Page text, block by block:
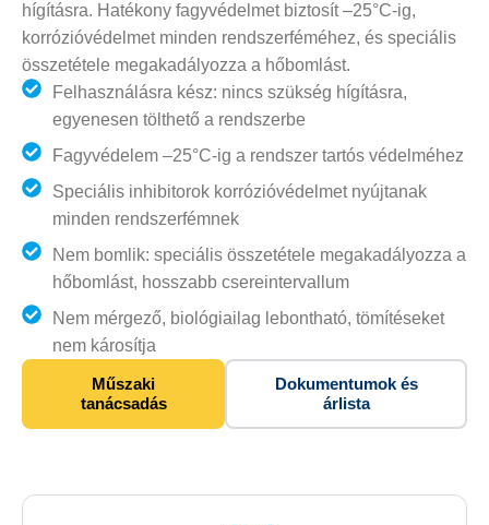
hígításra. Hatékony fagyvédelmet biztosít –25°C-ig,
korrózióvédelmet minden rendszerféméhez, és speciális
összetétele megakadályozza a hőbomlást.
Felhasználásra kész: nincs szükség hígításra,
egyenesen tölthető a rendszerbe
Fagyvédelem –25°C-ig a rendszer tartós védelméhez
Speciális inhibitorok korrózióvédelmet nyújtanak
minden rendszerfémnek
Nem bomlik: speciális összetétele megakadályozza a
hőbomlást, hosszabb csereintervallum
Nem mérgező, biológiailag lebontható, tömítéseket
nem károsítja
Műszaki
tanácsadás
Dokumentumok és
árlista